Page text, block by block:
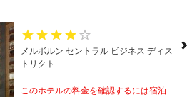
メルボルン セントラル ビジネス ディス
トリクト
このホテルの料金を確認するには宿泊